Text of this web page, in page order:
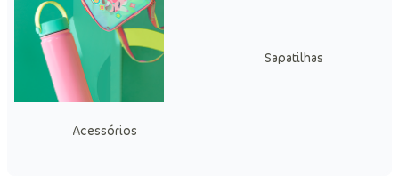
Acessórios
Sapatilhas